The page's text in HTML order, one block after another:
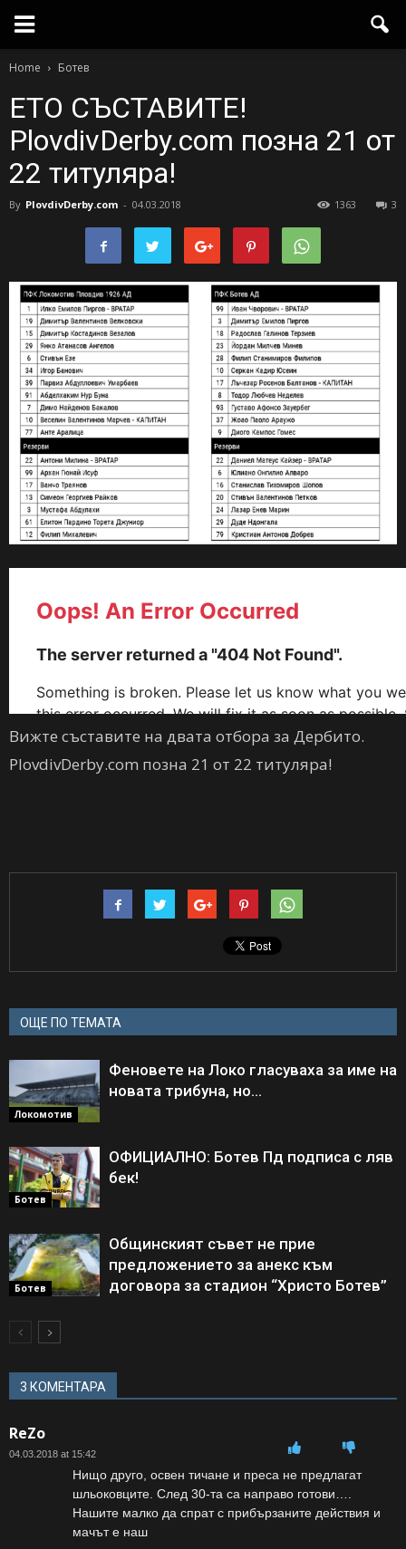
Home Ботев
ETO СЪСТАВИТЕ!
PlovdivDerby.com позна 21 от
22 титуляра!
By PlovdivDerby.com - 04.03.2018 3
1363
Вижте съставите на двата отбора за Дербито.
PlovdivDerby.com позна 21 от 22 титуляра!
ОЩЕ ПО ТЕМАТА
Локомотив
Феновете на Локо гласуваха за име на
новата трибуна, но…
Ботев
ОФИЦИАЛНО: Ботев Пд подписа с ляв
бек!
Ботев
Общинският съвет не прие
предложението за анекс към
договора за стадион “Христо Ботев”
3 КОМЕНТАРА
ReZo
04.03.2018 at 15:42
Нищо друго, освен тичане и преса не предлагат
шльоковците. След 30-та са направо готови….
Нашите малко да спрат с прибързаните действия и
мачът е наш